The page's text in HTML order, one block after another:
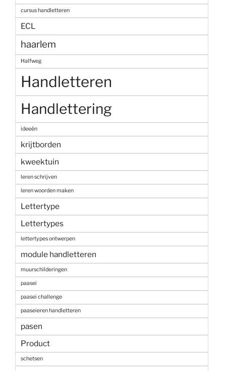
cursus handletteren
ECL
haarlem
Halfweg
Handletteren
Handlettering
ideeën
krijtborden
kweektuin
leren schrijven
leren woorden maken
Lettertype
Lettertypes
lettertypes ontwerpen
module handletteren
muurschilderingen
paasei
paasei challenge
paaseieren handletteren
pasen
Product
schetsen